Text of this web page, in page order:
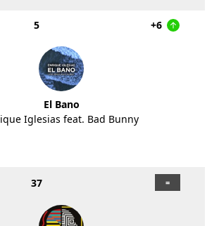
5 +6
El Bano
Iglesias feat. Bad Bunny
37